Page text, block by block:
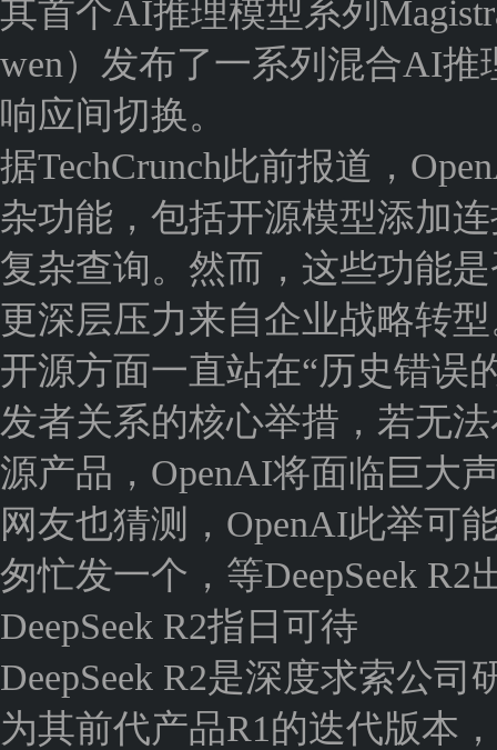
其首个AI推理模型系列
wen）发布了一系列混合AI
响应间切换。
据TechCrunch此前报道，
杂功能，包括开源模型添加
复杂查询。然而，这些功能
更深层压力来自企业战略转
开源方面一直站在“历史错误
发者关系的核心举措，若无
源产品，OpenAI将面临巨大
网友也猜测，OpenAI此举可
匆忙发一个，等DeepSeek
DeepSeek R2指日可待
DeepSeek R2是深度求索公
为其前代产品R1的迭代版本